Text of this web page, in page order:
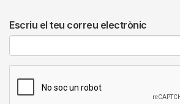
Escriu el teu correu electrònic